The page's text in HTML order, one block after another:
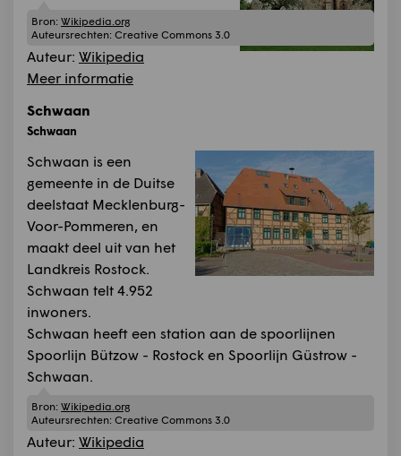
Bron: Wikipedia.org
Auteursrechten: Creative Commons 3.0
Auteur: Wikipedia
Meer informatie
Schwaan
Schwaan
Schwaan is een
gemeente in de Duitse
deelstaat Mecklenburg-
Voor-Pommeren, en
maakt deel uit van het
Landkreis Rostock.
Schwaan telt 4.952
inwoners.
Schwaan heeft een station aan de spoorlijnen
Spoorlijn Bützow - Rostock en Spoorlijn Güstrow -
Schwaan.
Bron: Wikipedia.org
Auteursrechten: Creative Commons 3.0
Auteur: Wikipedia